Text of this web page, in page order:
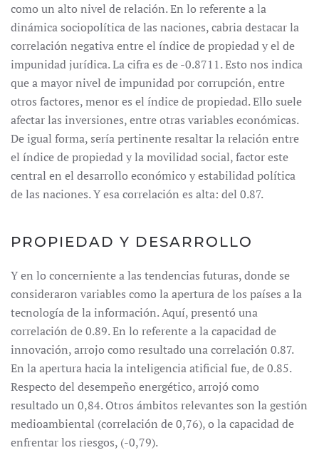
como un alto nivel de relación. En lo referente a la
dinámica sociopolítica de las naciones, cabria destacar la
correlación negativa entre el índice de propiedad y el de
impunidad jurídica. La cifra es de -0.8711. Esto nos indica
que a mayor nivel de impunidad por corrupción, entre
otros factores, menor es el índice de propiedad. Ello suele
afectar las inversiones, entre otras variables económicas.
De igual forma, sería pertinente resaltar la relación entre
el índice de propiedad y la movilidad social, factor este
central en el desarrollo económico y estabilidad política
de las naciones. Y esa correlación es alta: del 0.87.
PROPIEDAD Y DESARROLLO
Y en lo concerniente a las tendencias futuras, donde se
consideraron variables como la apertura de los países a la
tecnología de la información. Aquí, presentó una
correlación de 0.89. En lo referente a la capacidad de
innovación, arrojo como resultado una correlación 0.87.
En la apertura hacia la inteligencia atificial fue, de 0.85.
Respecto del desempeño energético, arrojó como
resultado un 0,84. Otros ámbitos relevantes son la gestión
medioambiental (correlación de 0,76), o la capacidad de
enfrentar los riesgos, (-0,79).